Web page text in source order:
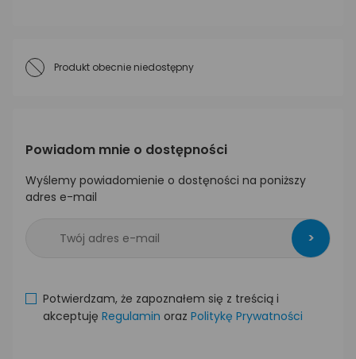
Produkt obecnie niedostępny
Powiadom mnie o dostępności
Wyślemy powiadomienie o dostęności na poniższy
adres e-mail
>
Potwierdzam, że zapoznałem się z treścią i
akceptuję Regulamin oraz Politykę Prywatności